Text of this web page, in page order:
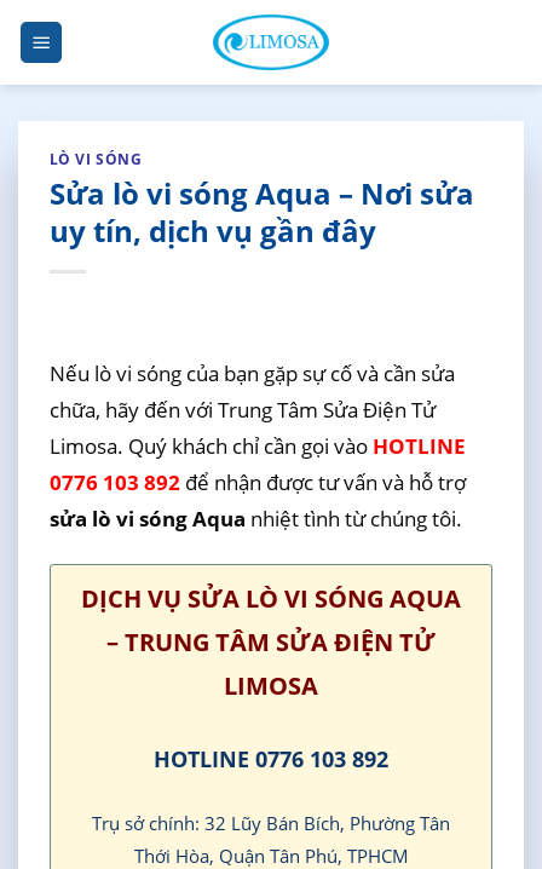
Skip
content
LÒ VI SÓNG
Sửa lò vi sóng Aqua – Nơi sửa
uy tín, dịch vụ gần đây
Nếu lò vi sóng của bạn gặp sự cố và cần sửa
chữa, hãy đến với Trung Tâm Sửa Điện Tử
Limosa. Quý khách chỉ cần gọi vào HOTLINE
0776 103 892để nhận được tư vấn và hỗ trợ
sửa lò vi sóng Aqua nhiệt tình từ chúng tôi.
DỊCH VỤ SỬA LÒ VI SÓNG AQUA
– TRUNG TÂM SỬA ĐIỆN TỬ
LIMOSA
HOTLINE 0776 103 892
Trụ sở chính: 32 Lũy Bán Bích, Phường Tân
Thới Hòa, Quận Tân Phú, TPHCM